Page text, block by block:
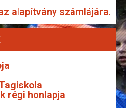
alapítvány számlájára.
régi honlapja